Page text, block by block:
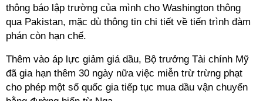
thông báo lập trường của mình cho Washington thông
qua Pakistan, mặc dù thông tin chi tiết về tiến trình đàm
phán còn hạn chế.
Thêm vào áp lực giảm giá dầu, Bộ trưởng Tài chính Mỹ
đã gia hạn thêm 30 ngày nữa việc miễn trừ trừng phạt
cho phép một số quốc gia tiếp tục mua dầu vận chuyển